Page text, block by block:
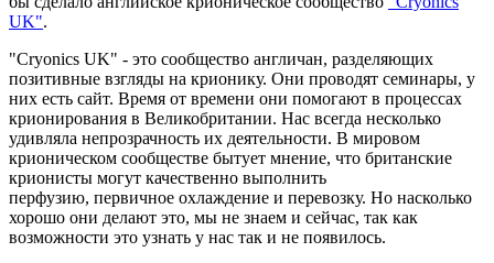
UK".
"Cryonics UK" - это сообщество англичан, разделяющих
позитивные взгляды на крионику. Они проводят семинары, у
них есть сайт. Время от времени они помогают в процессах
крионирования в Великобритании. Нас всегда несколько
удивляла непрозрачность их деятельности. В мировом
крионическом сообществе бытует мнение, что британские
крионисты могут качественно выполнить
перфузию, первичное охлаждение и перевозку. Но насколько
хорошо они делают это, мы не знаем и сейчас, так как
возможности это узнать у нас так и не появилось.